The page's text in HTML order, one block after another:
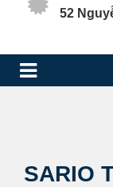
52
SARIO